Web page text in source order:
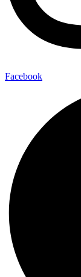
Facebook